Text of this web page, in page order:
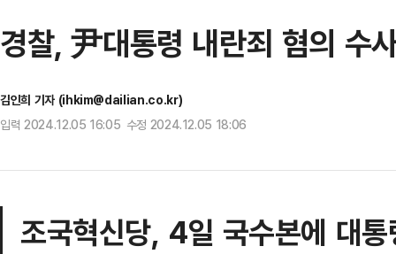
경찰, 尹대통령 내란죄 혐의 수
김인희 기자 (ihkim@dailian.co.kr)
입력 2024.12.05 16:05 수정 2024.12.05 18:06
조국혁신당, 4일 국수본에 대